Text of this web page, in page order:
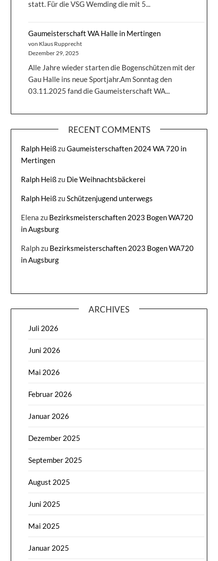
statt. Für die VSG Wemding die mit 5...
Gaumeisterschaft WA Halle in Mertingen
von Klaus Rupprecht
Dezember 29, 2025
Alle Jahre wieder starten die Bogenschützen mit der
Gau Halle ins neue Sportjahr.Am Sonntag den
03.11.2025 fand die Gaumeisterschaft WA...
RECENT COMMENTS
Ralph HeißzuGaumeisterschaften 2024 WA 720 in
Mertingen
Ralph Heißzu Die Weihnachtsbäckerei
Ralph HeißzuSchützenjugend unterwegs
Elena zu Bezirksmeisterschaften 2023 Bogen WA720
in Augsburg
Ralphzu Bezirksmeisterschaften 2023 Bogen WA720
in Augsburg
ARCHIVES
Juli 2026
Juni 2026
Mai 2026
Februar 2026
Januar 2026
Dezember 2025
September 2025
August 2025
Juni 2025
Mai 2025
Januar 2025